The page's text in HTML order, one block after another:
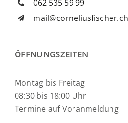
062 535 59 99
mail@corneliusfischer.ch
ÖFFNUNGSZEITEN
Montag bis Freitag
08:30 bis 18:00 Uhr
Termine auf Voranmeldung